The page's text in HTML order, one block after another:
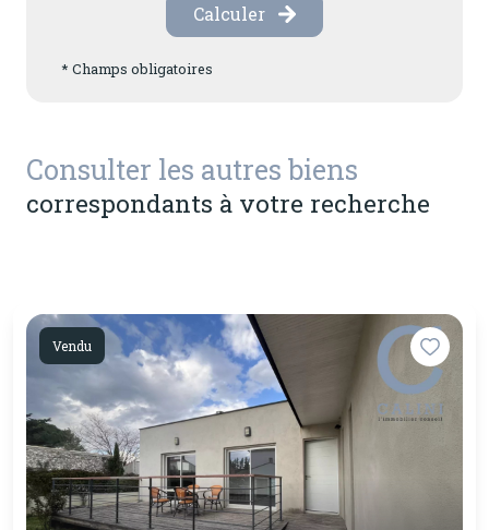
Calculer
* Champs obligatoires
Consulter les autres biens
correspondants à votre recherche
Vendu